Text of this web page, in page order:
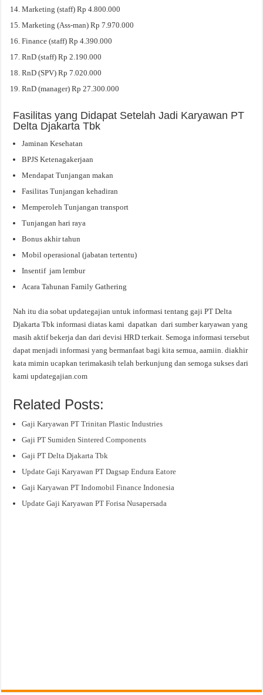
Marketing (staff) Rp 4.800.000
Marketing (Ass-man) Rp 7.970.000
Finance (staff) Rp 4.390.000
RnD (staff) Rp 2.190.000
RnD (SPV) Rp 7.020.000
RnD (manager) Rp 27.300.000
Fasilitas yang Didapat Setelah Jadi Karyawan PT
Delta Djakarta Tbk
Jaminan Kesehatan
BPJS Ketenagakerjaan
Mendapat Tunjangan makan
Fasilitas Tunjangan kehadiran
Memperoleh Tunjangan transport
Tunjangan hari raya
Bonus akhir tahun
Mobil operasional (jabatan tertentu)
Insentif jam lembur
Acara Tahunan Family Gathering
Nah itu dia sobat updategajian untuk informasi tentang gaji PT Delta
Djakarta Tbk informasi diatas kami dapatkan dari sumber karyawan yang
masih aktif bekerja dan dari devisi HRD terkait. Semoga informasi tersebut
dapat menjadi informasi yang bermanfaat bagi kita semua, aamiin. diakhir
kata mimin ucapkan terimakasih telah berkunjung dan semoga sukses dari
kami updategajian.com
Related Posts:
Gaji Karyawan PT Trinitan Plastic Industries
Gaji PT Sumiden Sintered Components
Gaji PT Delta Djakarta Tbk
Update Gaji Karyawan PT Dagsap Endura Eatore
Gaji Karyawan PT Indomobil Finance Indonesia
Update Gaji Karyawan PT Forisa Nusapersada